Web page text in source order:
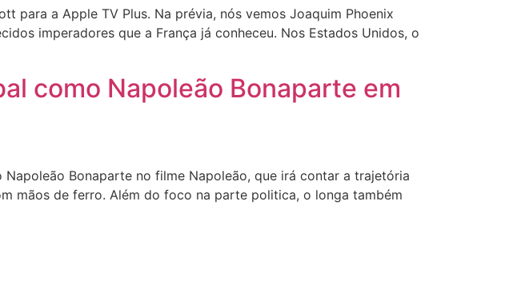
para a Apple TV Plus. Na prévia, nós vemos Joaquim Phoenix
imperadores que a França já conheceu. Nos Estados Unidos, o
como Napoleão Bonaparte em
Bonaparte no filme Napoleão, que irá contar a trajetória
mãos de ferro. Além do foco na parte politica, o longa também